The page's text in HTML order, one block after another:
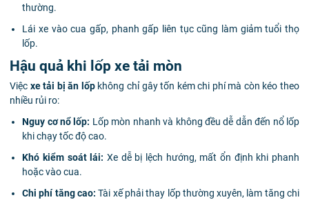
thường.
Lái xe vào cua gấp, phanh gấp liên tục cũng làm giảm tuổi thọ
lốp.
Hậu quả khi lốp xe tải mòn
Việc xe tải bị ăn lốpkhông chỉ gây tốn kém chi phí mà còn kéo theo
nhiều rủi ro:
Nguy cơ nổ lốp: Lốp mòn nhanh và không đều dễ dẫn đến nổ lốp
khi chạy tốc độ cao.
Khó kiểm soát lái: Xe dễ bị lệch hướng, mất ổn định khi phanh
hoặc vào cua.
Chi phí tăng cao: Tài xế phải thay lốp thường xuyên, làm tăng chi